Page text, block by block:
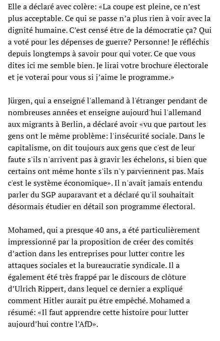
Elle a déclaré avec colère: «La coupe est pleine, ce n’est
plus acceptable. Ce qui se passe n’a plus rien à voir avec la
dignité humaine. C’est censé être de la démocratie ça? Qui
a voté pour les dépenses de guerre? Personne! Je réfléchis
depuis longtemps à savoir pour qui voter. Ce que vous
dites ici me semble bien. Je lirai votre brochure électorale
et je voterai pour vous si j’aime le programme.»
Jürgen, qui a enseigné l'allemand à l'étranger pendant de
nombreuses années et enseigne aujourd'hui l'allemand
aux migrants à Berlin, a déclaré avoir «vu que partout les
gens ont le même problème: l'insécurité sociale. Dans le
capitalisme, on dit toujours aux gens que c'est de leur
faute s'ils n'arrivent pas à gravir les échelons, si bien que
certains ont même honte s'ils n'y parviennent pas. Mais
c'est le système économique». Il n'avait jamais entendu
parler du SGP auparavant et a déclaré qu'il souhaitait
désormais étudier en détail son programme électoral.
Mohamed, qui a presque 40 ans, a été particulièrement
impressionné par la proposition de créer des comités
d’action dans les entreprises pour lutter contre les
attaques sociales et la bureaucratie syndicale. Il a
également été très frappé par le discours de clôture
d’Ulrich Rippert, dans lequel ce dernier a expliqué
comment Hitler aurait pu être empêché. Mohamed a
résumé: «Il faut apprendre cette histoire pour lutter
aujourd’hui contre l’AfD».